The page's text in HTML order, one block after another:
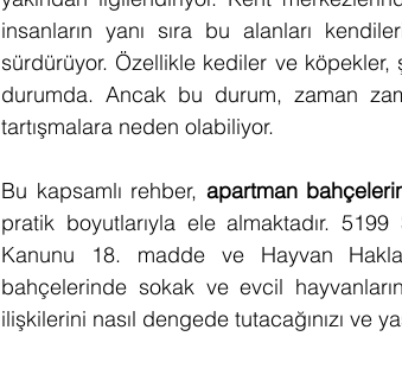
insanların yanı sıra bu alanları
sürdürüyor. Özellikle kediler ve köpekler,
durumda. Ancak bu durum, zaman
tartışmalara neden olabiliyor.
Bu kapsamlı rehber, apartman
pratik boyutlarıyla ele almaktadır.
Kanunu 18. madde ve Hayvan
bahçelerinde sokak ve evcil
ilişkilerini nasıl dengede tutacağınızı ve